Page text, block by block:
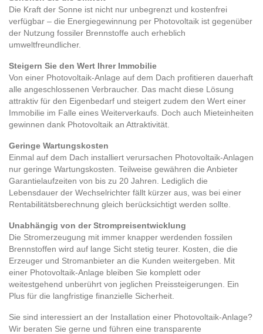
Die Kraft der Sonne ist nicht nur unbegrenzt und kostenfrei
verfügbar – die Energiegewinnung per Photovoltaik ist gegenüber
der Nutzung fossiler Brennstoffe auch erheblich
umweltfreundlicher.
Steigern Sie den Wert Ihrer Immobilie
Von einer Photovoltaik-Anlage auf dem Dach profitieren dauerhaft
alle angeschlossenen Verbraucher. Das macht diese Lösung
attraktiv für den Eigenbedarf und steigert zudem den Wert einer
Immobilie im Falle eines Weiterverkaufs. Doch auch Mieteinheiten
gewinnen dank Photovoltaik an Attraktivität.
Geringe Wartungskosten
Einmal auf dem Dach installiert verursachen Photovoltaik-Anlagen
nur geringe Wartungskosten. Teilweise gewähren die Anbieter
Garantielaufzeiten von bis zu 20 Jahren. Lediglich die
Lebensdauer der Wechselrichter fällt kürzer aus, was bei einer
Rentabilitätsberechnung gleich berücksichtigt werden sollte.
Unabhängig von der Strompreisentwicklung
Die Stromerzeugung mit immer knapper werdenden fossilen
Brennstoffen wird auf lange Sicht stetig teurer. Kosten, die die
Erzeuger und Stromanbieter an die Kunden weitergeben. Mit
einer Photovoltaik-Anlage bleiben Sie komplett oder
weitestgehend unberührt von jeglichen Preissteigerungen. Ein
Plus für die langfristige finanzielle Sicherheit.
Sie sind interessiert an der Installation einer Photovoltaik-Anlage?
Wir beraten Sie gerne und führen eine transparente